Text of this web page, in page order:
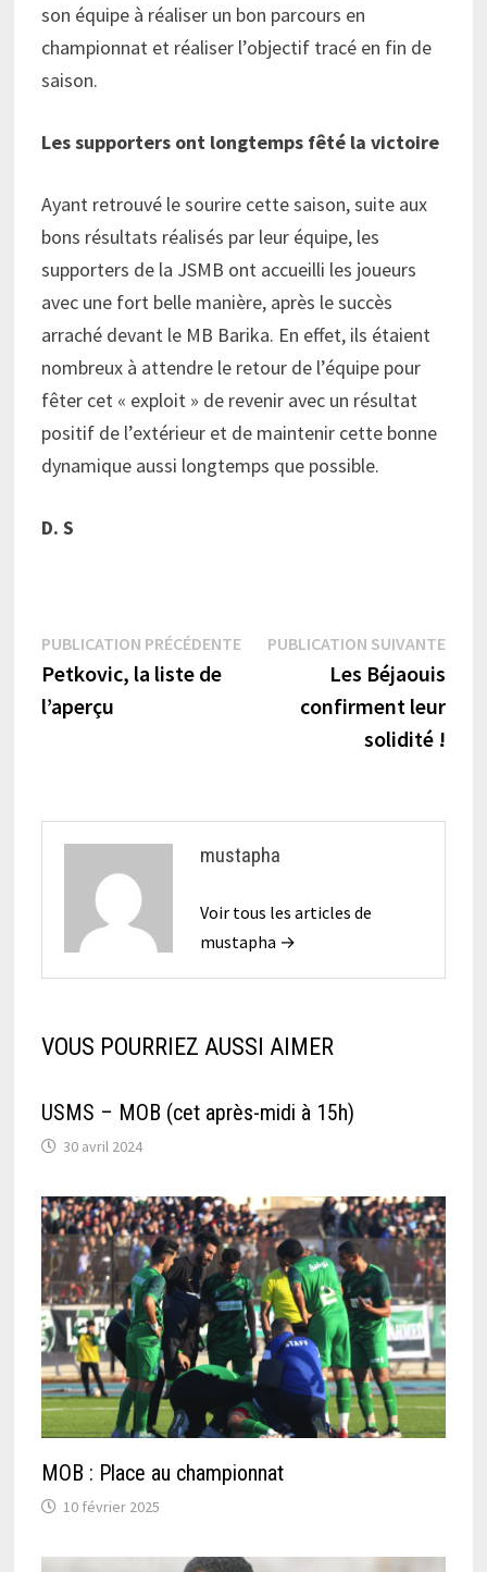
son équipe à réaliser un bon parcours en
championnat et réaliser l’objectif tracé en fin de
saison.
Les supporters ont longtemps fêté la victoire
Ayant retrouvé le sourire cette saison, suite aux
bons résultats réalisés par leur équipe, les
supporters de la JSMB ont accueilli les joueurs
avec une fort belle manière, après le succès
arraché devant le MB Barika. En effet, ils étaient
nombreux à attendre le retour de l’équipe pour
fêter cet « exploit » de revenir avec un résultat
positif de l’extérieur et de maintenir cette bonne
dynamique aussi longtemps que possible.
D. S
Navigation
de
l’article
PUBLICATION PRÉCÉDENTEPublication
précédente :
Petkovic, la liste de
l’aperçu
PUBLICATION SUIVANTE
Les Béjaouis
confirment leur
solidité !
mustapha
Voir tous les articles de
mustapha →
VOUS POURRIEZ AUSSI AIMER
USMS – MOB (cet après-midi à 15h)
30 avril 2024
MOB : Place au championnat
10 février 2025